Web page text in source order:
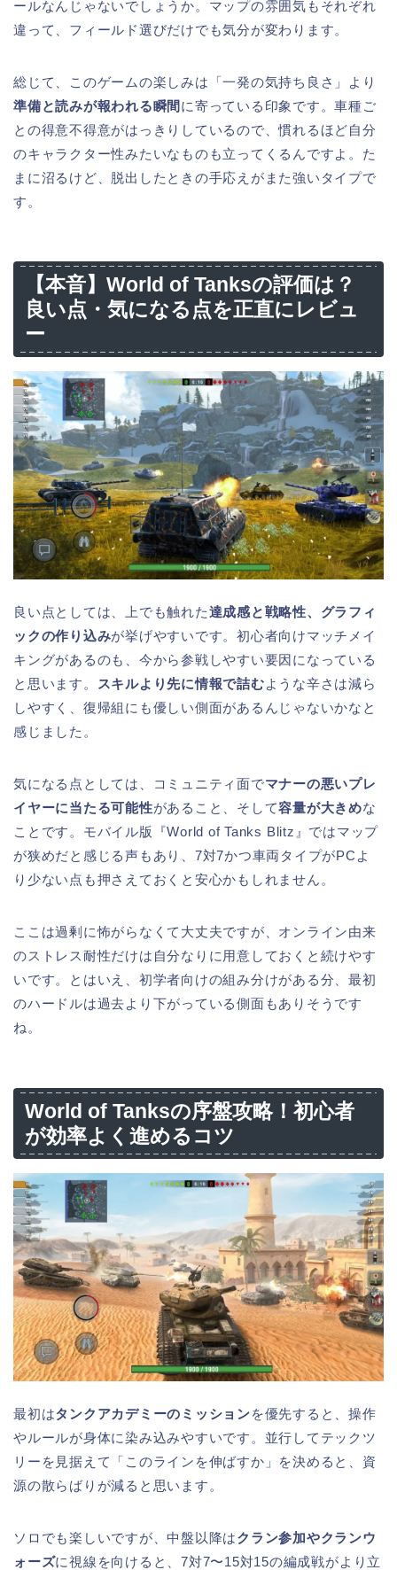
ールなんじゃないでしょうか。マップの雰囲気もそれぞれ
違って、フィールド選びだけでも気分が変わります。
総じて、このゲームの楽しみは「一発の気持ち良さ」より
準備と読みが報われる瞬間 に寄っている印象です。車種ご
との得意不得意がはっきりしているので、慣れるほど自分
のキャラクター性みたいなものも立ってくるんですよ。た
まに沼るけど、脱出したときの手応えがまた強いタイプで
す。
【本音】World of Tanksの評価は？
良い点・気になる点を正直にレビュ
ー
良い点としては、上でも触れた達成感と戦略性、グラフィ
ックの作り込みが挙げやすいです。初心者向けマッチメイ
キングがあるのも、今から参戦しやすい要因になっている
と思います。
スキルより先に情報で詰むような辛さは減ら
しやすく、復帰組にも優しい側面があるんじゃないかなと
感じました。
気になる点としては、コミュニティ面でマナーの悪いプレ
イヤーに当たる可能性があること、そして容量が大きめな
ことです。モバイル版『World of Tanks Blitz』ではマップ
が狭めだと感じる声もあり、7対7かつ車両タイプがPCよ
り少ない点も押さえておくと安心かもしれません。
ここは過剰に怖がらなくて大丈夫ですが、オンライン由来
のストレス耐性だけは自分なりに用意しておくと続けやす
いです。とはいえ、初学者向けの組み分けがある分、最初
のハードルは過去より下がっている側面もありそうです
ね。
World of Tanksの序盤攻略！初心者
が効率よく進めるコツ
最初はタンクアカデミーのミッションを優先すると、操作
やルールが身体に染み込みやすいです。並行してテックツ
リーを見据えて「このラインを伸ばすか」を決めると、資
源の散らばりが減ると思います。
ソロでも楽しいですが、中盤以降はクラン参加やクランウ
ォーズに視線を向けると、7対7〜15対15の編成戦がより立